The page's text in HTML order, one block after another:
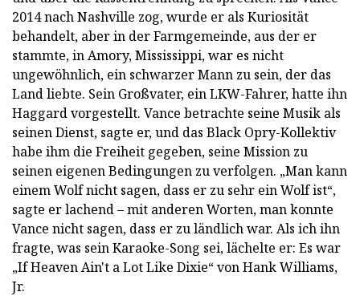
2014 nach Nashville zog, wurde er als Kuriosität
behandelt, aber in der Farmgemeinde, aus der er
stammte, in Amory, Mississippi, war es nicht
ungewöhnlich, ein schwarzer Mann zu sein, der das
Land liebte. Sein Großvater, ein LKW-Fahrer, hatte ihn
Haggard vorgestellt. Vance betrachte seine Musik als
seinen Dienst, sagte er, und das Black Opry-Kollektiv
habe ihm die Freiheit gegeben, seine Mission zu
seinen eigenen Bedingungen zu verfolgen. „Man kann
einem Wolf nicht sagen, dass er zu sehr ein Wolf ist“,
sagte er lachend – mit anderen Worten, man konnte
Vance nicht sagen, dass er zu ländlich war. Als ich ihn
fragte, was sein Karaoke-Song sei, lächelte er: Es war
„If Heaven Ain't a Lot Like Dixie“ von Hank Williams,
Jr.